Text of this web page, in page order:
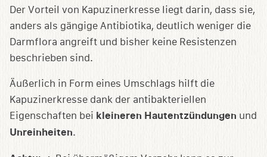
Der Vorteil von Kapuzinerkresse liegt darin, dass sie,
anders als gängige Antibiotika, deutlich weniger die
Darmflora angreift und bisher keine Resistenzen
beschrieben sind.
Äußerlich in Form eines Umschlags hilft die
Kapuzinerkresse dank der antibakteriellen
Eigenschaften bei kleineren Hautentzündungen und
Unreinheiten.